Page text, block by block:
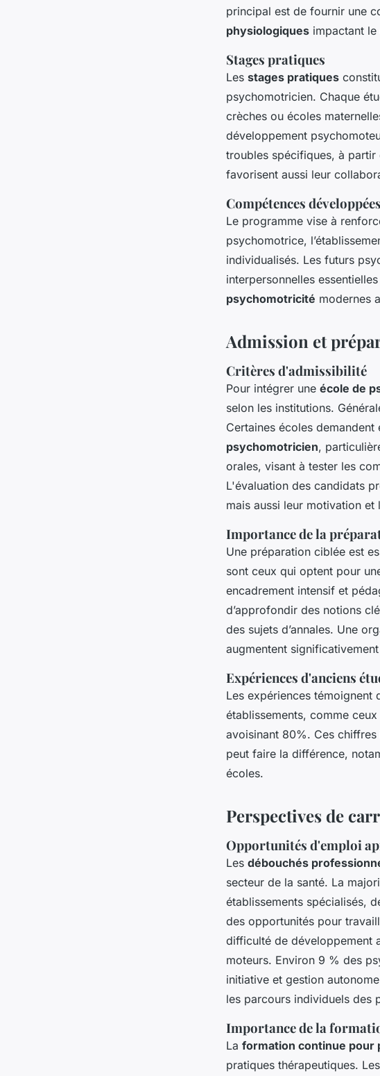
principal est de fournir une
physiologiques impactant
Stages pratiques
Les stages pratiques
psychomotricien. Chaque
crèches ou écoles
développement
troubles spécifiques, à partir
favorisent aussi leur
Compétences
Le programme vise à
psychomotrice,
individualisés. Les futurs
interpersonnelles
psychomotricité modernes
Admission et
Critères d'admissibilité
Pour intégrer une école de
selon les institutions.
Certaines écoles demandent
psychomotricien,
orales, visant à tester les
L'évaluation des candidats
mais aussi leur motivation
Importance de la
Une préparation ciblée est
sont ceux qui optent pour
encadrement intensif et
d’approfondir des notions
des sujets d’annales. Une
augmentent
Expériences d'anciens
Les expériences
établissements, comme
avoisinant 80%. Ces
peut faire la différence,
écoles.
Perspectives de
Opportunités d'emploi
Les débouchés
secteur de la santé. La
établissements spécialisés,
des opportunités pour
difficulté de développement
moteurs. Environ 9 % des
initiative et gestion
les parcours individuels des
Importance de la
La formation continue pour
pratiques thérapeutiques.